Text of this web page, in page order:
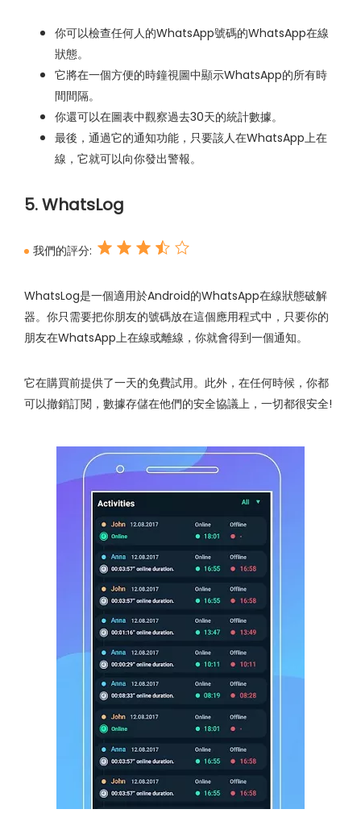
你可以檢查任何人的WhatsApp號碼的WhatsApp在線
狀態。
它將在一個方便的時鐘視圖中顯示WhatsApp的所有時
間間隔。
你還可以在圖表中觀察過去30天的統計數據。
最後，通過它的通知功能，只要該人在WhatsApp上在
線，它就可以向你發出警報。
5. WhatsLog
我們的評分:
WhatsLog是一個適用於Android的WhatsApp在線狀態破解
器。你只需要把你朋友的號碼放在這個應用程式中，只要你的
朋友在WhatsApp上在線或離線，你就會得到一個通知。
它在購買前提供了一天的免費試用。此外，在任何時候，你都
可以撤銷訂閱，數據存儲在他們的安全協議上，一切都很安全!